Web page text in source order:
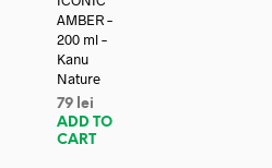
AMBER –
200 ml –
Kanu
Nature
79 lei
ADD TO
CART